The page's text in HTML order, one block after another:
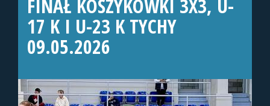
FINAŁ KOSZYKÓWKI 3X3, U-
17 K I U-23 K TYCHY
09.05.2026